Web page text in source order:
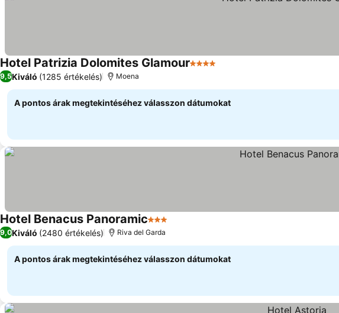
Hotel Patrizia Dolomites Glamour4 Kategória
9,5Kiváló (1285 értékelés) Moena
A pontos árak megtekintéséhez válasszon dátumokat
Hotel Benacus Panoramic3 Kategória
9,0Kiváló (2480 értékelés) Riva del Garda
A pontos árak megtekintéséhez válasszon dátumokat